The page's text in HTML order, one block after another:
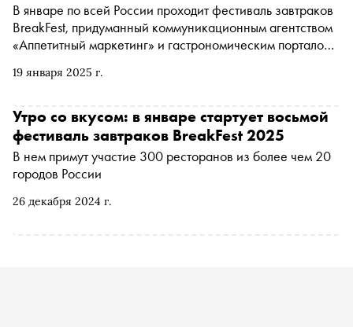
19 января 2025 г.
В январе по всей России проходит фестиваль завтраков
BreakFest, придуманный коммуникационным агентством
«Аппетитный маркетинг» и гастрономическим порталом
идеи
26 декабря 2024 г.
Утро со вкусом: в январе стартует восьмой
фестиваль завтраков BreakFest 2025
В нем примут участие 300 ресторанов из более чем 20
городов России